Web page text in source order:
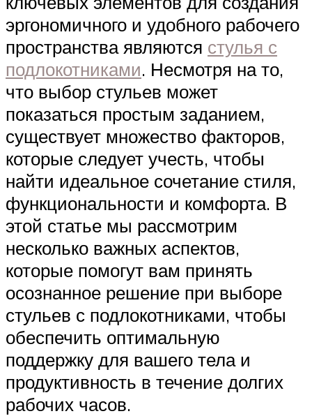
эргономичного и удобного рабочего
пространства являются стулья с
подлокотниками. Несмотря на то,
что выбор стульев может
показаться простым заданием,
существует множество факторов,
которые следует учесть, чтобы
найти идеальное сочетание стиля,
функциональности и комфорта. В
этой статье мы рассмотрим
несколько важных аспектов,
которые помогут вам принять
осознанное решение при выборе
стульев с подлокотниками, чтобы
обеспечить оптимальную
поддержку для вашего тела и
продуктивность в течение долгих
рабочих часов.